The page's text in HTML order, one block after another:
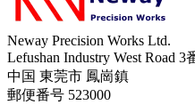
Neway Precision Works Ltd.
Lefushan Industry West Road 3
中国 東莞市 鳳崗鎮
郵便番号 523000